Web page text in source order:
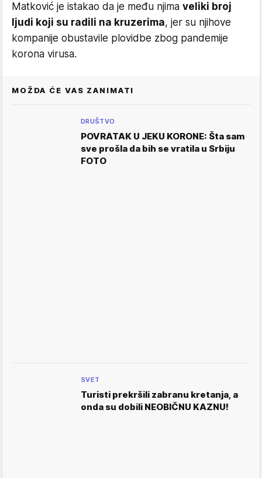
Matković je istakao da je među njima veliki broj
ljudi koji su radili na kruzerima, jer su njihove
kompanije obustavile plovidbe zbog pandemije
korona virusa.
MOŽDA ĆE VAS ZANIMATI
DRUŠTVO
POVRATAK U JEKU KORONE: Šta sam
sve prošla da bih se vratila u Srbiju
FOTO
SVET
Turisti prekršili zabranu kretanja, a
onda su dobili NEOBIČNU KAZNU!